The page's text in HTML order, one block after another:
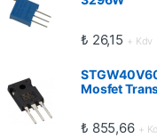
₺ 26,15 + Kdv
Mosfet
₺ 855,66 +